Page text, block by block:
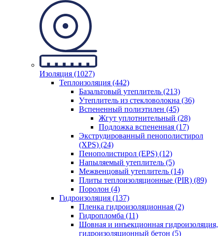
Изоляция (1027)
Теплоизоляция (442)
Базальтовый утеплитель (213)
Утеплитель из стекловолокна (36)
Вспененный полиэтилен (45)
Жгут уплотнительный (28)
Подложка вспененная (17)
Экструдированный пенополистирол
(XPS) (24)
Пенополистирол (EPS) (12)
Напыляемый утеплитель (5)
Межвенцовый утеплитель (14)
Плиты теплоизоляционные (PIR) (89)
Поролон (4)
Гидроизоляция (137)
Пленка гидроизоляционная (2)
Гидропломба (11)
Шовная и инъекционная гидроизоляция,
гидроизоляционный бетон (5)